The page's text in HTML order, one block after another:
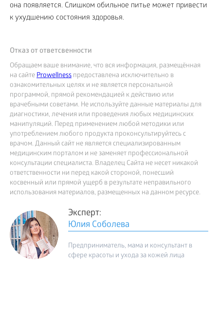
она появляется. Слишком обильное питье может привести
к ухудшению состояния здоровья.
Отказ от ответсвенности
Обращаем ваше внимание, что вся информация, размещённая
на сайтеProwellness предоставлена исключительно в
ознакомительных целях и не является персональной
программой, прямой рекомендацией к действию или
врачебными советами. Не используйте данные материалы для
диагностики, лечения или проведения любых медицинских
манипуляций. Перед применением любой методики или
употреблением любого продукта проконсультируйтесь с
врачом. Данный сайт не является специализированным
медицинским порталом и не заменяет профессиональной
консультации специалиста. Владелец Сайта не несет никакой
ответственности ни перед какой стороной, понесший
косвенный или прямой ущерб в результате неправильного
использования материалов, размещенных на данном ресурсе.
Эксперт:
Юлия Соболева
Предприниматель, мама и консультант в
сфере красоты и ухода за кожей лица